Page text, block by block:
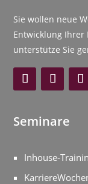
Sie wollen neue
Entwicklung
unterstütze Sie
Seminare
Inhouse-